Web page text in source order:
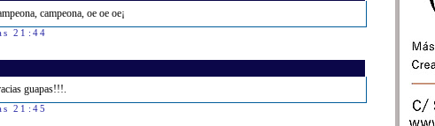
campeona, oe oe oe¡
21:44
guapas!!!.
21:45